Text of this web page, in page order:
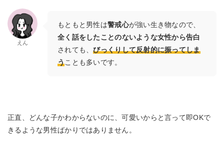
えん
もともと男性は警戒心が強い生き物なので、
全く話をしたことのないような女性から告白
されても、びっくりして反射的に振ってしま
うことも多いです。
正直、どんな子かわからないのに、可愛いからと言って即OKで
きるような男性ばかりではありません。